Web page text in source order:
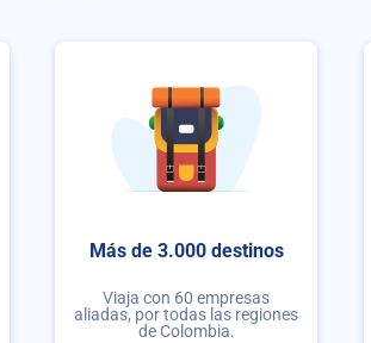
Más de 3.000 destinos
Viaja con 60 empresas
aliadas, por todas las regiones
de Colombia.